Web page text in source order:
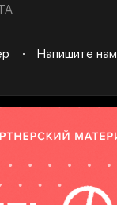
Напишите нам